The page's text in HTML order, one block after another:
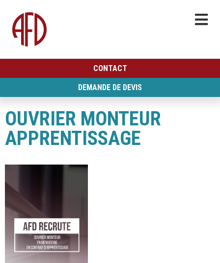
CONTACT
DEMANDE DE DEVIS
OUVRIER MONTEUR
APPRENTISSAGE